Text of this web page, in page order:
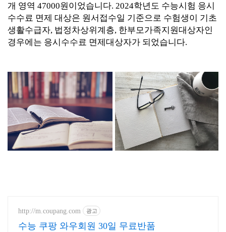
개 영역 47000원이었습니다. 2024학년도 수능시험 응시
수수료 면제 대상은 원서접수일 기준으로 수험생이 기초
생활수급자, 법정차상위계층, 한부모가족지원대상자인
경우에는 응시수수료 면제대상자가 되었습니다.
http://m.coupang.com 광고
수능 쿠팡 와우회원 30일 무료반품